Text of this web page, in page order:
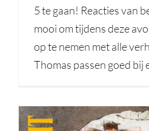
5 te gaan! Reacties van
mooi om tijdens deze
op te nemen met alle
Thomas passen goed bij